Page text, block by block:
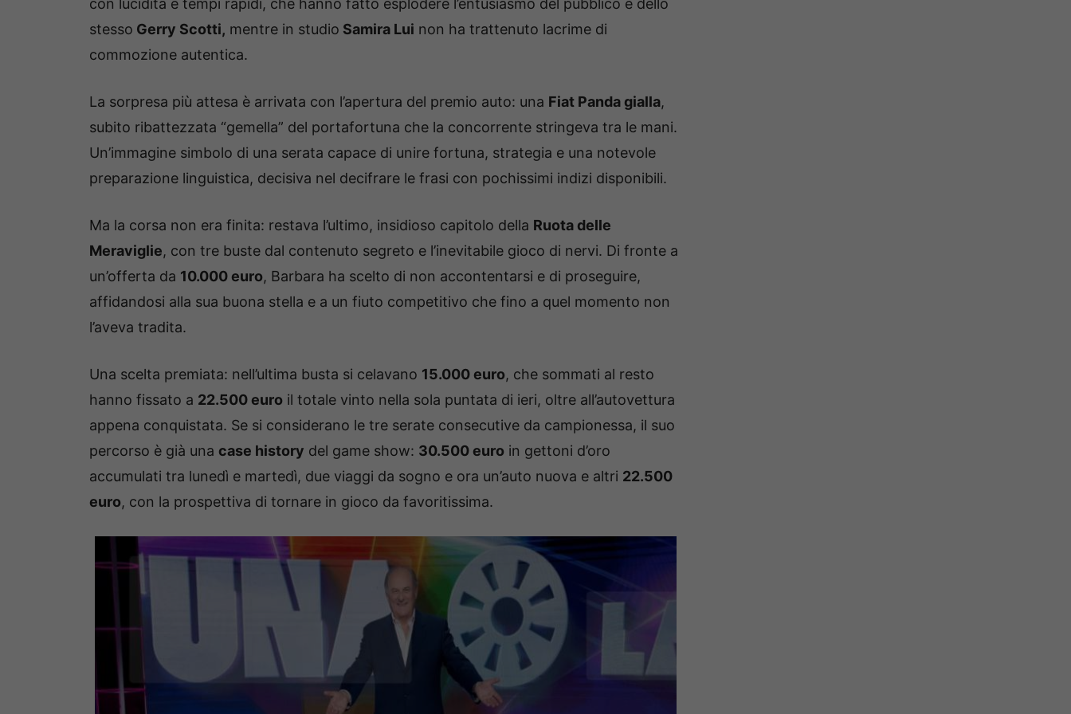
stesso Gerry Scotti, mentre in studio Samira Lui non ha trattenuto lacrime di
commozione autentica.
La sorpresa più attesa è arrivata con l’apertura del premio auto: una Fiat Panda gialla,
subito ribattezzata “gemella” del portafortuna che la concorrente stringeva tra le mani.
Un’immagine simbolo di una serata capace di unire fortuna, strategia e una notevole
preparazione linguistica, decisiva nel decifrare le frasi con pochissimi indizi disponibili.
Ma la corsa non era finita: restava l’ultimo, insidioso capitolo della Ruota delle
Meraviglie, con tre buste dal contenuto segreto e l’inevitabile gioco di nervi. Di fronte a
un’offerta da 10.000 euro, Barbara ha scelto di non accontentarsi e di proseguire,
affidandosi alla sua buona stella e a un fiuto competitivo che fino a quel momento non
l’aveva tradita.
Una scelta premiata: nell’ultima busta si celavano 15.000 euro, che sommati al resto
hanno fissato a 22.500 euro il totale vinto nella sola puntata di ieri, oltre all’autovettura
appena conquistata. Se si considerano le tre serate consecutive da campionessa, il suo
percorso è già una case history del game show: 30.500 euro in gettoni d’oro
accumulati tra lunedì e martedì, due viaggi da sogno e ora un’auto nuova e altri 22.500
euro, con la prospettiva di tornare in gioco da favoritissima.